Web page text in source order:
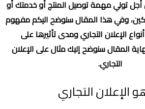
أجل تولي مهمة توصيل المنتج أو خدمتك أو
وفي هذا المقال سنوضح اليكم مفهوم
الإعلان التجاري ومدى تأثيرها على
المقال سنوضح إليك مثال على الإعلان
التجاري.
الإعلان التجاري